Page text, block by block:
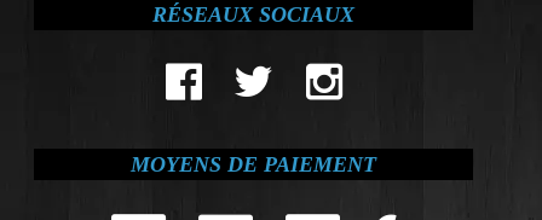
RÉSEAUX SOCIAUX
MOYENS DE PAIEMENT